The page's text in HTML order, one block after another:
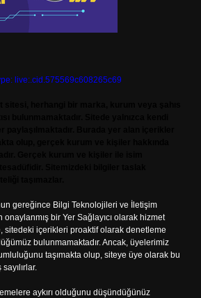
live:.cid.575569c608265c69
gereğince Bilgi Teknolojileri ve İletişim
onaylanmış bir Yer Sağlayıcı olarak hizmet
sitedeki içerikleri proaktif olarak denetleme
bulunmamaktadır. Ancak, üyelerimiz
taşımakta olup, siteye üye olarak bu
aykırı olduğunu düşündüğünüz